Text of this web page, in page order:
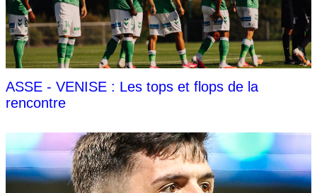
ASSE - VENISE : Les tops et flops de la
rencontre